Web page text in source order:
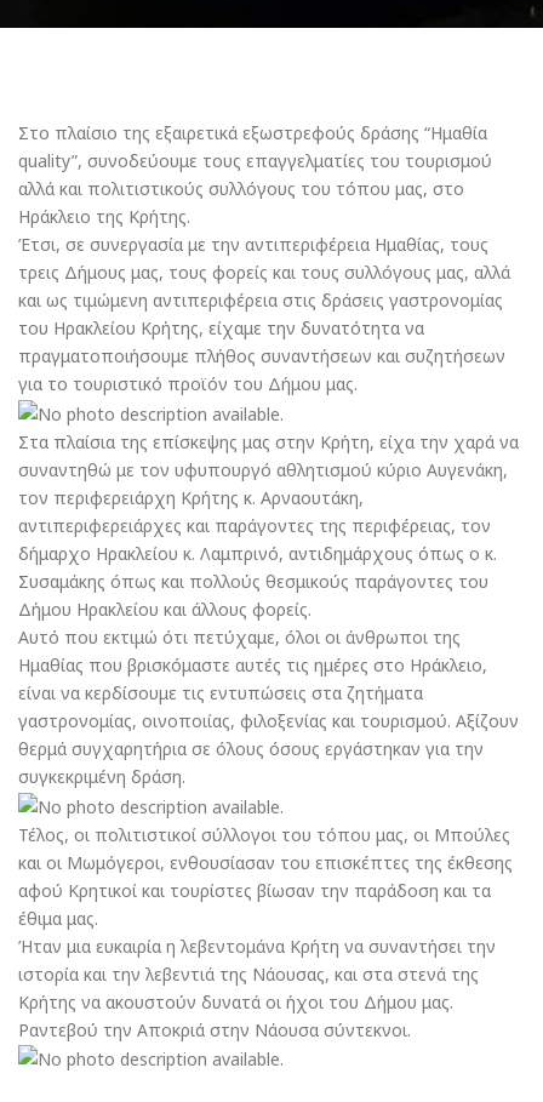
Στο πλαίσιο της εξαιρετικά εξωστρεφούς δράσης “Ημαθία
quality”, συνοδεύουμε τους επαγγελματίες του τουρισμού
αλλά και πολιτιστικούς συλλόγους του τόπου μας, στο
Ηράκλειο της Κρήτης.
Έτσι, σε συνεργασία με την αντιπεριφέρεια Ημαθίας, τους
τρεις Δήμους μας, τους φορείς και τους συλλόγους μας, αλλά
και ως τιμώμενη αντιπεριφέρεια στις δράσεις γαστρονομίας
του Ηρακλείου Κρήτης, είχαμε την δυνατότητα να
πραγματοποιήσουμε πλήθος συναντήσεων και συζητήσεων
για το τουριστικό προϊόν του Δήμου μας.
Στα πλαίσια της επίσκεψης μας στην Κρήτη, είχα την χαρά να
συναντηθώ με τον υφυπουργό αθλητισμού κύριο Αυγενάκη,
τον περιφερειάρχη Κρήτης κ. Αρναουτάκη,
αντιπεριφερειάρχες και παράγοντες της περιφέρειας, τον
δήμαρχο Ηρακλείου κ. Λαμπρινό, αντιδημάρχους όπως ο κ.
Συσαμάκης όπως και πολλούς θεσμικούς παράγοντες του
Δήμου Ηρακλείου και άλλους φορείς.
Αυτό που εκτιμώ ότι πετύχαμε, όλοι οι άνθρωποι της
Ημαθίας που βρισκόμαστε αυτές τις ημέρες στο Ηράκλειο,
είναι να κερδίσουμε τις εντυπώσεις στα ζητήματα
γαστρονομίας, οινοποιίας, φιλοξενίας και τουρισμού. Αξίζουν
θερμά συγχαρητήρια σε όλους όσους εργάστηκαν για την
συγκεκριμένη δράση.
Τέλος, οι πολιτιστικοί σύλλογοι του τόπου μας, οι Μπούλες
και οι Μωμόγεροι, ενθουσίασαν του επισκέπτες της έκθεσης
αφού Κρητικοί και τουρίστες βίωσαν την παράδοση και τα
έθιμα μας.
Ήταν μια ευκαιρία η λεβεντομάνα Κρήτη να συναντήσει την
ιστορία και την λεβεντιά της Νάουσας, και στα στενά της
Κρήτης να ακουστούν δυνατά οι ήχοι του Δήμου μας.
Ραντεβού την Αποκριά στην Νάουσα σύντεκνοι.